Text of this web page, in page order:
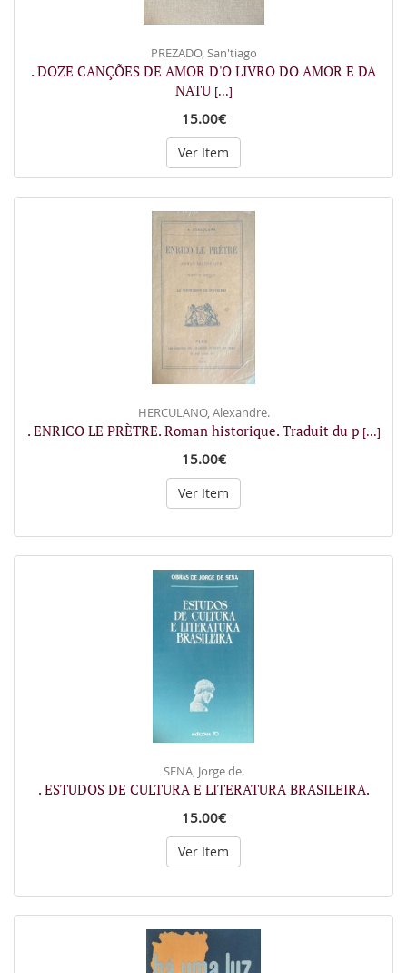
PREZADO, San'tiago
. DOZE CANÇÕES DE AMOR D'O LIVRO DO AMOR E DA
NATU [...]
15.00€
Ver Item
HERCULANO, Alexandre.
. ENRICO LE PRÈTRE. Roman historique. Traduit du p [...]
15.00€
Ver Item
SENA, Jorge de.
. ESTUDOS DE CULTURA E LITERATURA BRASILEIRA.
15.00€
Ver Item